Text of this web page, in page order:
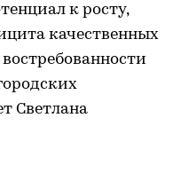
к росту,
качественных
Светлана